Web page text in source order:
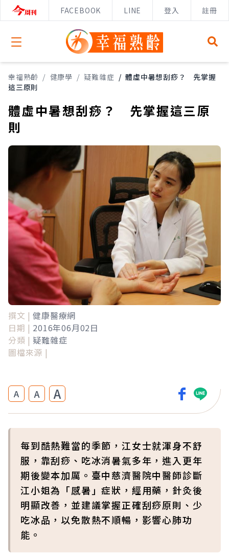
FACEBOOK LINE 登入 註冊
Open menu
幸福熟齡 / 健康學 / 疑難雜症 / 體虛中暑想刮痧？ 先掌握
這三原則
體虛中暑想刮痧？ 先掌握這三原
則
撰文 | 健康醫療網
日期 | 2016年06月02日
分類 | 疑難雜症
圖檔來源 |
A A A
每到酷熱難當的季節，江女士就渾身不舒
服，靠刮痧、吃冰消暑氣多年，進入更年
期後變本加厲。臺中慈濟醫院中醫師診斷
江小姐為「感暑」症狀，經用藥，針灸後
明顯改善，並建議掌握正確刮痧原則、少
吃冰品，以免散熱不順暢，影響心肺功
能。